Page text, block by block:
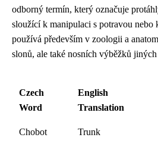
odborný termín, který označuje
sloužící k manipulaci s potravou nebo
používá především v zoologii a
slonů, ale také nosních výběžků jiných
Czech
Word
English
Translation
Chobot Trunk